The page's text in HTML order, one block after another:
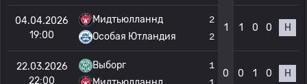
04.04.2026
19:00
Мидтьюлланнд
Особая Ютландия
2
2
1 1 0 0 Н
22.03.2026
22:00
Выборг
1
0 0 1 0 Н